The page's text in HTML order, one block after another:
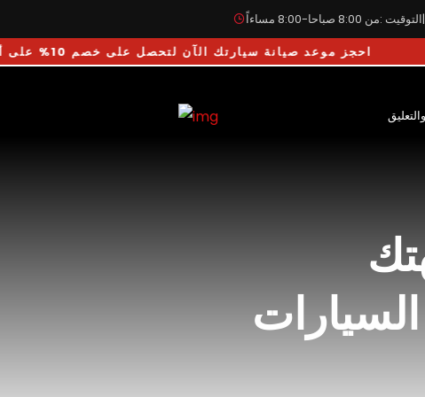
|التوقيت :من 8:00 صباحا-8:00 مساءاً
احجز موعد صيانة سيارتك الآن لتحصل على خصم 10% على أجور اليد العاملة